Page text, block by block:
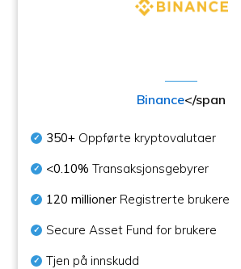
Binance</span
350+ Oppførte kryptovalutaer
<0.10% Transaksjonsgebyrer
120 millioner Registrerte brukere
Secure Asset Fund for brukere
Tjen på innskudd